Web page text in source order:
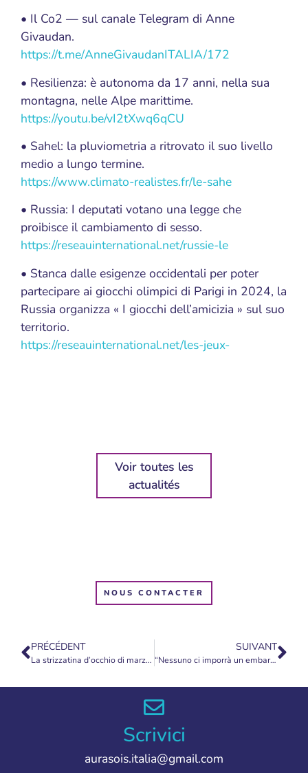
• Il Co2 — sul canale Telegram di Anne
Givaudan.
https://t.me/AnneGivaudanITALIA/172
• Resilienza: è autonoma da 17 anni, nella sua
montagna, nelle Alpe marittime.
https://youtu.be/vI2tXwq6qCU
• Sahel: la pluviometria a ritrovato il suo livello
medio a lungo termine.
https://www.climato-realistes.fr/le-sahe
• Russia: I deputati votano una legge che
proibisce il cambiamento di sesso.
https://reseauinternational.net/russie-le
• Stanca dalle esigenze occidentali per poter
partecipare ai giocchi olimpici di Parigi in 2024, la
Russia organizza « I giocchi dell’amicizia » sul suo
territorio.
https://reseauinternational.net/les-jeux-
Voir toutes les
actualités
NOUS CONTACTER
PRÉCÉDENT
La strizzatina d’occhio di marzo 2023
SUIVANT
“Nessuno ci imporrà un embargo sul gas russo”
Scrivici
aurasois.italia@gmail.com